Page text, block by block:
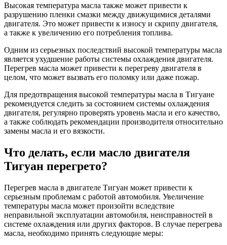
Высокая температура масла также может привести к
разрушению пленки смазки между движущимися деталями
двигателя. Это может привести к износу и скрипу двигателя,
а также к увеличению его потребления топлива.
Одним из серьезных последствий высокой температуры масла
является ухудшение работы системы охлаждения двигателя.
Перегрев масла может привести к перегреву двигателя в
целом, что может вызвать его поломку или даже пожар.
Для предотвращения высокой температуры масла в Тигуане
рекомендуется следить за состоянием системы охлаждения
двигателя, регулярно проверять уровень масла и его качество,
а также соблюдать рекомендации производителя относительно
замены масла и его вязкости.
Что делать, если масло двигателя
Тигуан перегрето?
Перегрев масла в двигателе Тигуан может привести к
серьезным проблемам с работой автомобиля. Увеличение
температуры масла может произойти вследствие
неправильной эксплуатации автомобиля, неисправностей в
системе охлаждения или других факторов. В случае перегрева
масла, необходимо принять следующие меры: